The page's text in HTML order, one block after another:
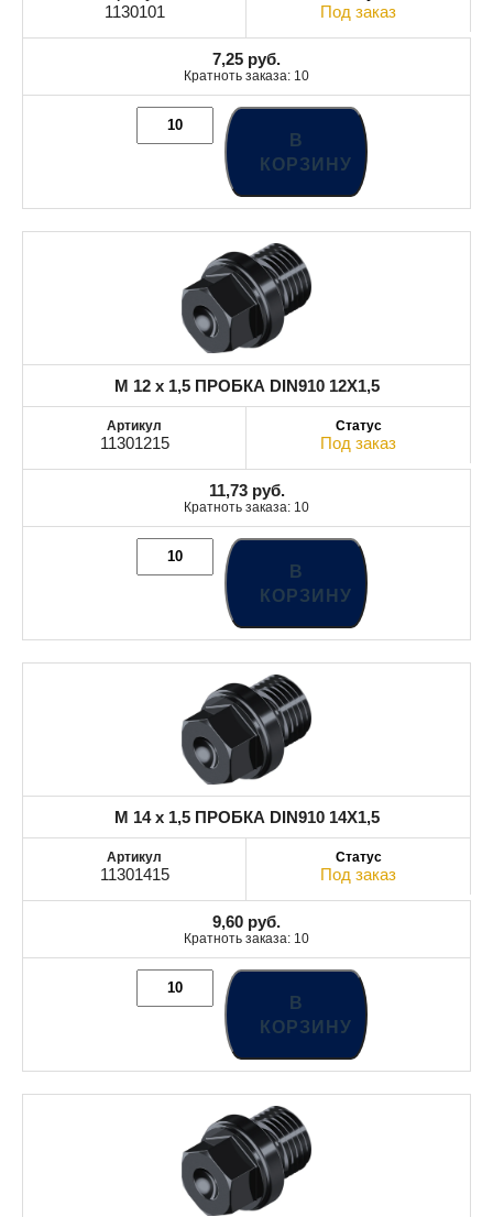
1130101 Под заказ
7,25 руб.
Кратноть заказа: 10
В
КОРЗИНУ
M 12 x 1,5 ПРОБКА DIN910 12X1,5
11301215 Под заказ
11,73 руб.
Кратноть заказа: 10
В
КОРЗИНУ
M 14 x 1,5 ПРОБКА DIN910 14X1,5
11301415 Под заказ
9,60 руб.
Кратноть заказа: 10
В
КОРЗИНУ